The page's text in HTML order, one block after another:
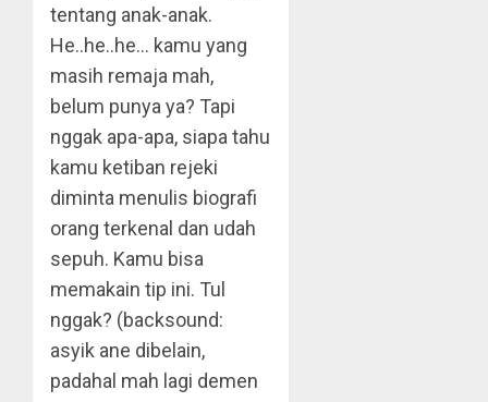
tentang anak-anak.
He..he..he… kamu yang
masih remaja mah,
belum punya ya? Tapi
nggak apa-apa, siapa tahu
kamu ketiban rejeki
diminta menulis biografi
orang terkenal dan udah
sepuh. Kamu bisa
memakain tip ini. Tul
nggak? (backsound:
asyik ane dibelain,
padahal mah lagi demen